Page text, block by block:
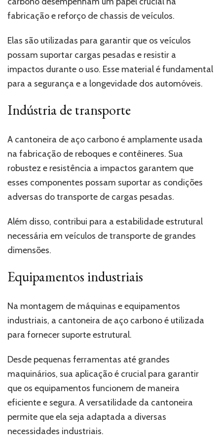
fabricação e reforço de chassis de veículos.
Elas são utilizadas para garantir que os veículos
possam suportar cargas pesadas e resistir a
impactos durante o uso. Esse material é fundamental
para a segurança e a longevidade dos automóveis.
Indústria de transporte
A cantoneira de aço carbono é amplamente usada
na fabricação de reboques e contêineres. Sua
robustez e resistência a impactos garantem que
esses componentes possam suportar as condições
adversas do transporte de cargas pesadas.
Além disso, contribui para a estabilidade estrutural
necessária em veículos de transporte de grandes
dimensões.
Equipamentos industriais
Na montagem de máquinas e equipamentos
industriais, a cantoneira de aço carbono é utilizada
para fornecer suporte estrutural.
Desde pequenas ferramentas até grandes
maquinários, sua aplicação é crucial para garantir
que os equipamentos funcionem de maneira
eficiente e segura. A versatilidade da cantoneira
permite que ela seja adaptada a diversas
necessidades industriais.